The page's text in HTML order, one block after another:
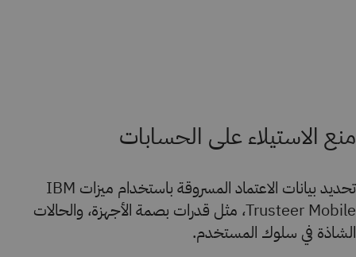
منع الاستيلاء على الحسابات
تحديد بيانات الاعتماد المسروقة باستخدام ميزات IBM
Trusteer Mobile، مثل قدرات بصمة الأجهزة، والحالات
الشاذة في سلوك المستخدم.